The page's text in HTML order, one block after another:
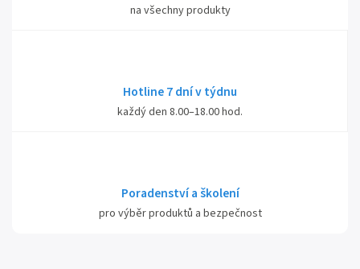
na všechny produkty
Hotline 7 dní v týdnu
každý den 8.00–18.00 hod.
Poradenství a školení
pro výběr produktů a bezpečnost